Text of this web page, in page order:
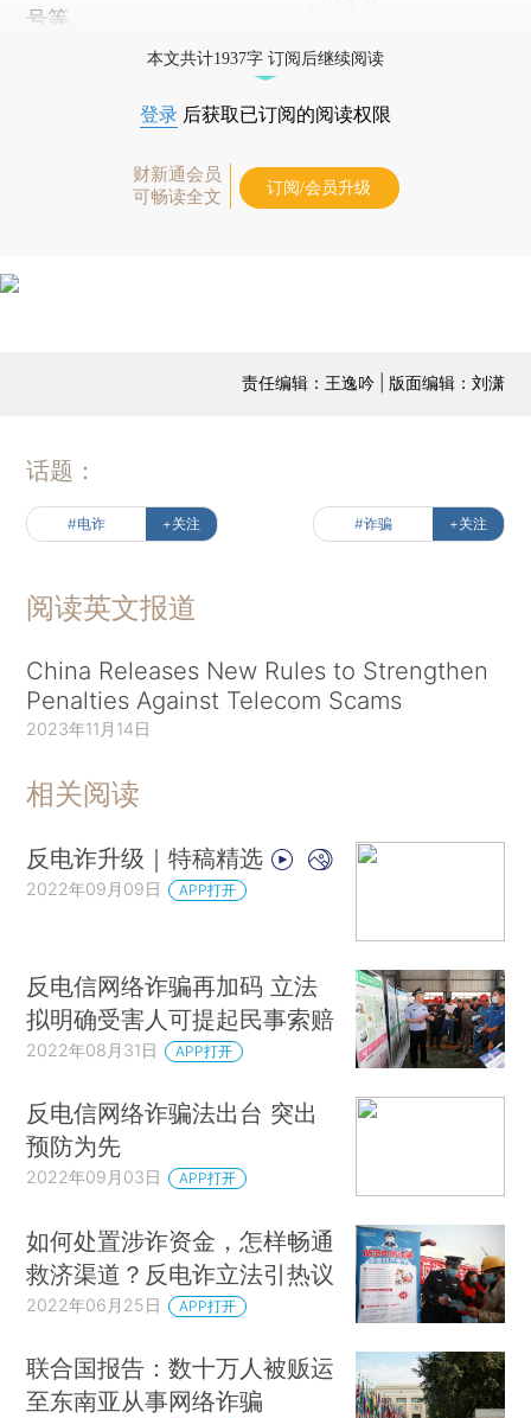
号等。
本文共计1937字 订阅后继续阅读
登录 后获取已订阅的阅读权限
财新通会员
可畅读全文
订阅/会员升级
责任编辑：王逸吟 | 版面编辑：刘潇
话题：
#电诈 +关注 #诈骗 +关注
阅读英文报道
China Releases New Rules to Strengthen
Penalties Against Telecom Scams
2023年11月14日
相关阅读
反电诈升级｜特稿精选
2022年09月09日 APP打开
反电信网络诈骗再加码 立法
拟明确受害人可提起民事索赔
2022年08月31日 APP打开
反电信网络诈骗法出台 突出
预防为先
2022年09月03日 APP打开
如何处置涉诈资金，怎样畅通
救济渠道？反电诈立法引热议
2022年06月25日 APP打开
联合国报告：数十万人被贩运
至东南亚从事网络诈骗